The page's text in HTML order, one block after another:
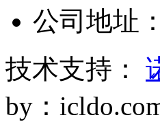
公司地址
技术支持：
by：